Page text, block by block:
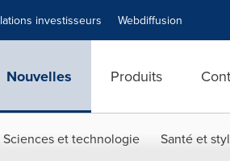
investisseurs Webdiffusion
Nouvelles Produits
Sciences et technologie Santé et